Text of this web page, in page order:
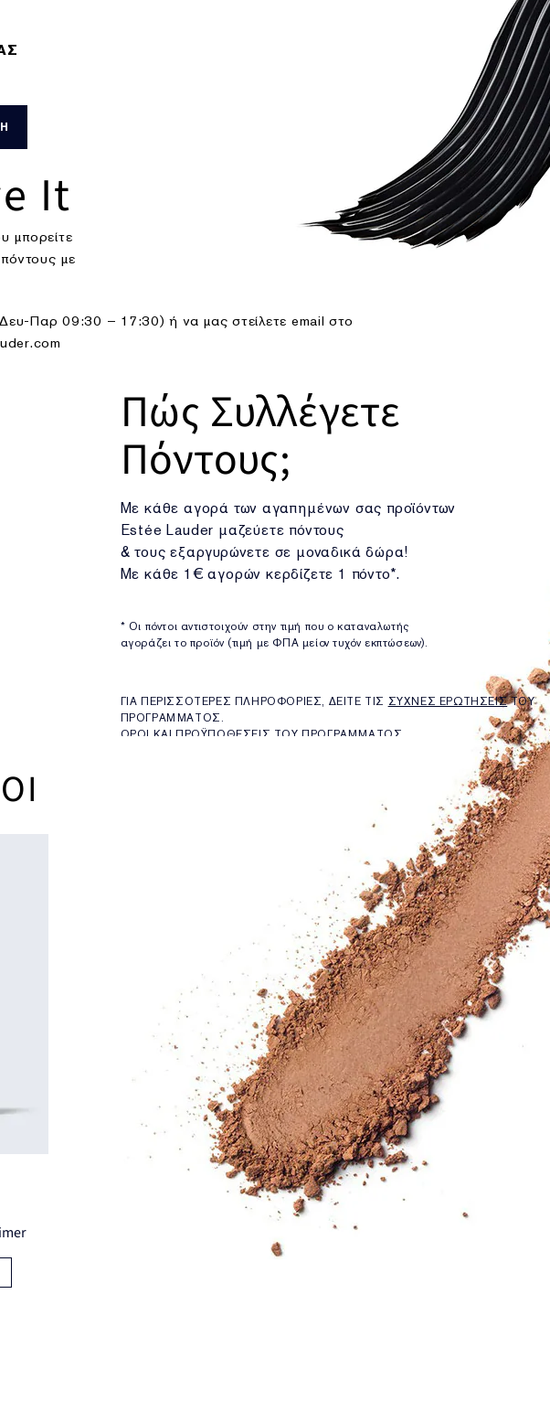
It
μπορείτε
με
Παρ 09:30 – 17:30) ή να μας στείλετε email στο
Πώς Συλλέγετε
Πόντους;
Με κάθε αγορά των αγαπημένων σας προϊόντων
Estée Lauder μαζεύετε πόντους
& τους εξαργυρώνετε σε μοναδικά δώρα!
Με κάθε 1€ αγορών κερδίζετε 1 πόντο*.
* Οι πόντοι αντιστοιχούν στην τιμή που ο καταναλωτής
αγοράζει το προϊόν (τιμή με ΦΠΑ μείον τυχόν εκπτώσεων).
ΓΙΑ ΠΕΡΙΣΣΟΤΕΡΕΣ ΠΛΗΡΟΦΟΡΙΕΣ, ΔΕΙΤΕ ΤΙΣ ΣΥΧΝΕΣ ΕΡΩΤΗΣΕΙΣΤΟΥ
ΠΡΟΓΡΑΜΜΑΤΟΣ.
ΟΡΟΙ ΚΑΙ ΠΡΟΫΠΟΘΕΣΕΙΣ ΤΟΥ ΠΡΟΓΡΑΜΜΑΤΟΣ